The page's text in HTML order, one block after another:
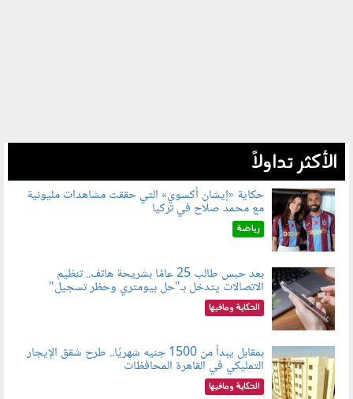
الأكثر تداولاً
080802.jpg
حكاية «إيشان أكسوي» التي حققت مشاهدات مليونية
مع محمد صلاح في تركيا
رياضة
080803.jpg
بعد حبس طالب 25 عامًا بشريحة هاتف.. تنظيم
الاتصالات يتدخل بـ"حل بيومتري وحظر تسجيل"
الحكاية ومافيها
080801.jpg
بمقابل يبدأ من 1500 جنيه شهريًا.. طرح شقق الإيجار
التمليكي في القاهرة المحافظات
الحكاية ومافيها